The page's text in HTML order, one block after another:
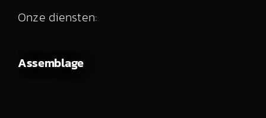
Onze diensten:
Assemblage